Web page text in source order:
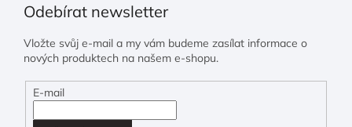
Odebírat newsletter
Vložte svůj e-mail a my vám budeme zasílat informace o
nových produktech na našem e-shopu.
E-mail